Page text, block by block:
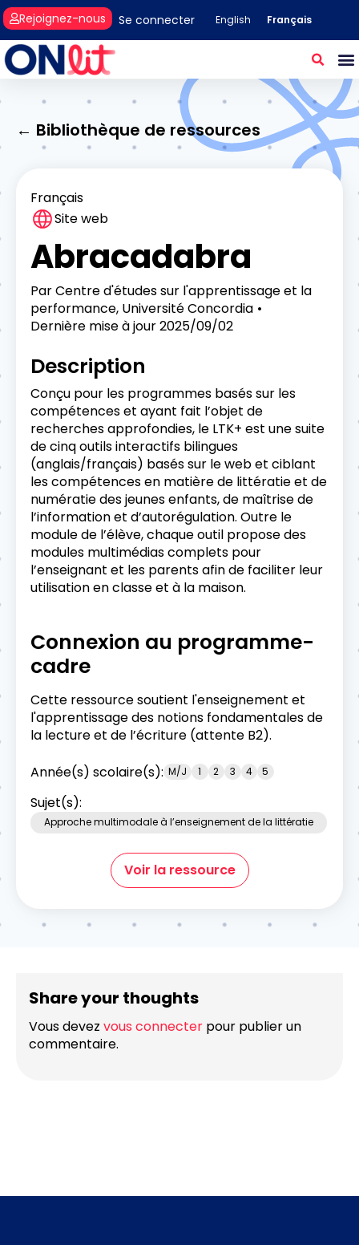
Se connecter
Rejoignez-nous English Français
← Bibliothèque de ressources
Français
Site web
Abracadabra
ParCentre d'études sur l'apprentissage et la
performance, Université Concordia
Dernière mise à jour2025/09/02
Description
Conçu pour les programmes basés sur les
compétences et ayant fait l’objet de
recherches approfondies, le LTK+ est une suite
de cinq outils interactifs bilingues
(anglais/français) basés sur le web et ciblant
les compétences en matière de littératie et de
numératie des jeunes enfants, de maîtrise de
l’information et d’autorégulation. Outre le
module de l’élève, chaque outil propose des
modules multimédias complets pour
l’enseignant et les parents afin de faciliter leur
utilisation en classe et à la maison.
Connexion au programme-
cadre
Cette ressource soutient l'enseignement et
l'apprentissage des notions fondamentales de
la lecture et de l’écriture (attente B2).
Année(s) scolaire(s): M/J 1 2 3 4 5
Sujet(s):
Approche multimodale à l’enseignement de la littératie
Voir la ressource
Share your thoughts
Vous devez vous connecter pour publier un
commentaire.